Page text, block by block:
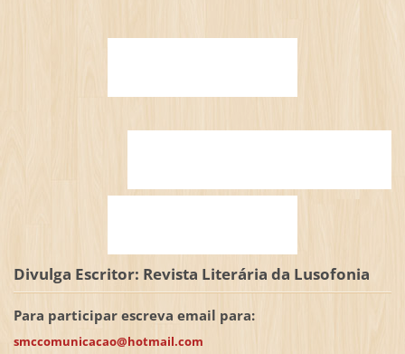
Divulga Escritor: Revista Literária da Lusofonia
Para participar escreva email para:
smccomunicacao@hotmail.com